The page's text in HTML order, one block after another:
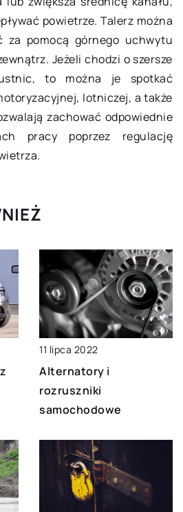
powietrze. Talerz można
za pomocą górnego uchwytu
Jeżeli chodzi o szersze
to można je spotkać
lotniczej, a także
zachować odpowiednie
pracy poprzez regulację
11 lipca 2022
Alternatory i
rozruszniki
samochodowe